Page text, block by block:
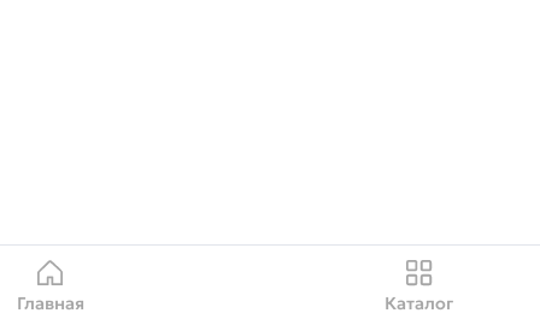
Главная Каталог